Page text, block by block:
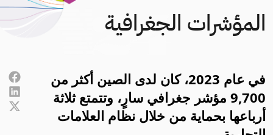
المؤشرات الجغرافية